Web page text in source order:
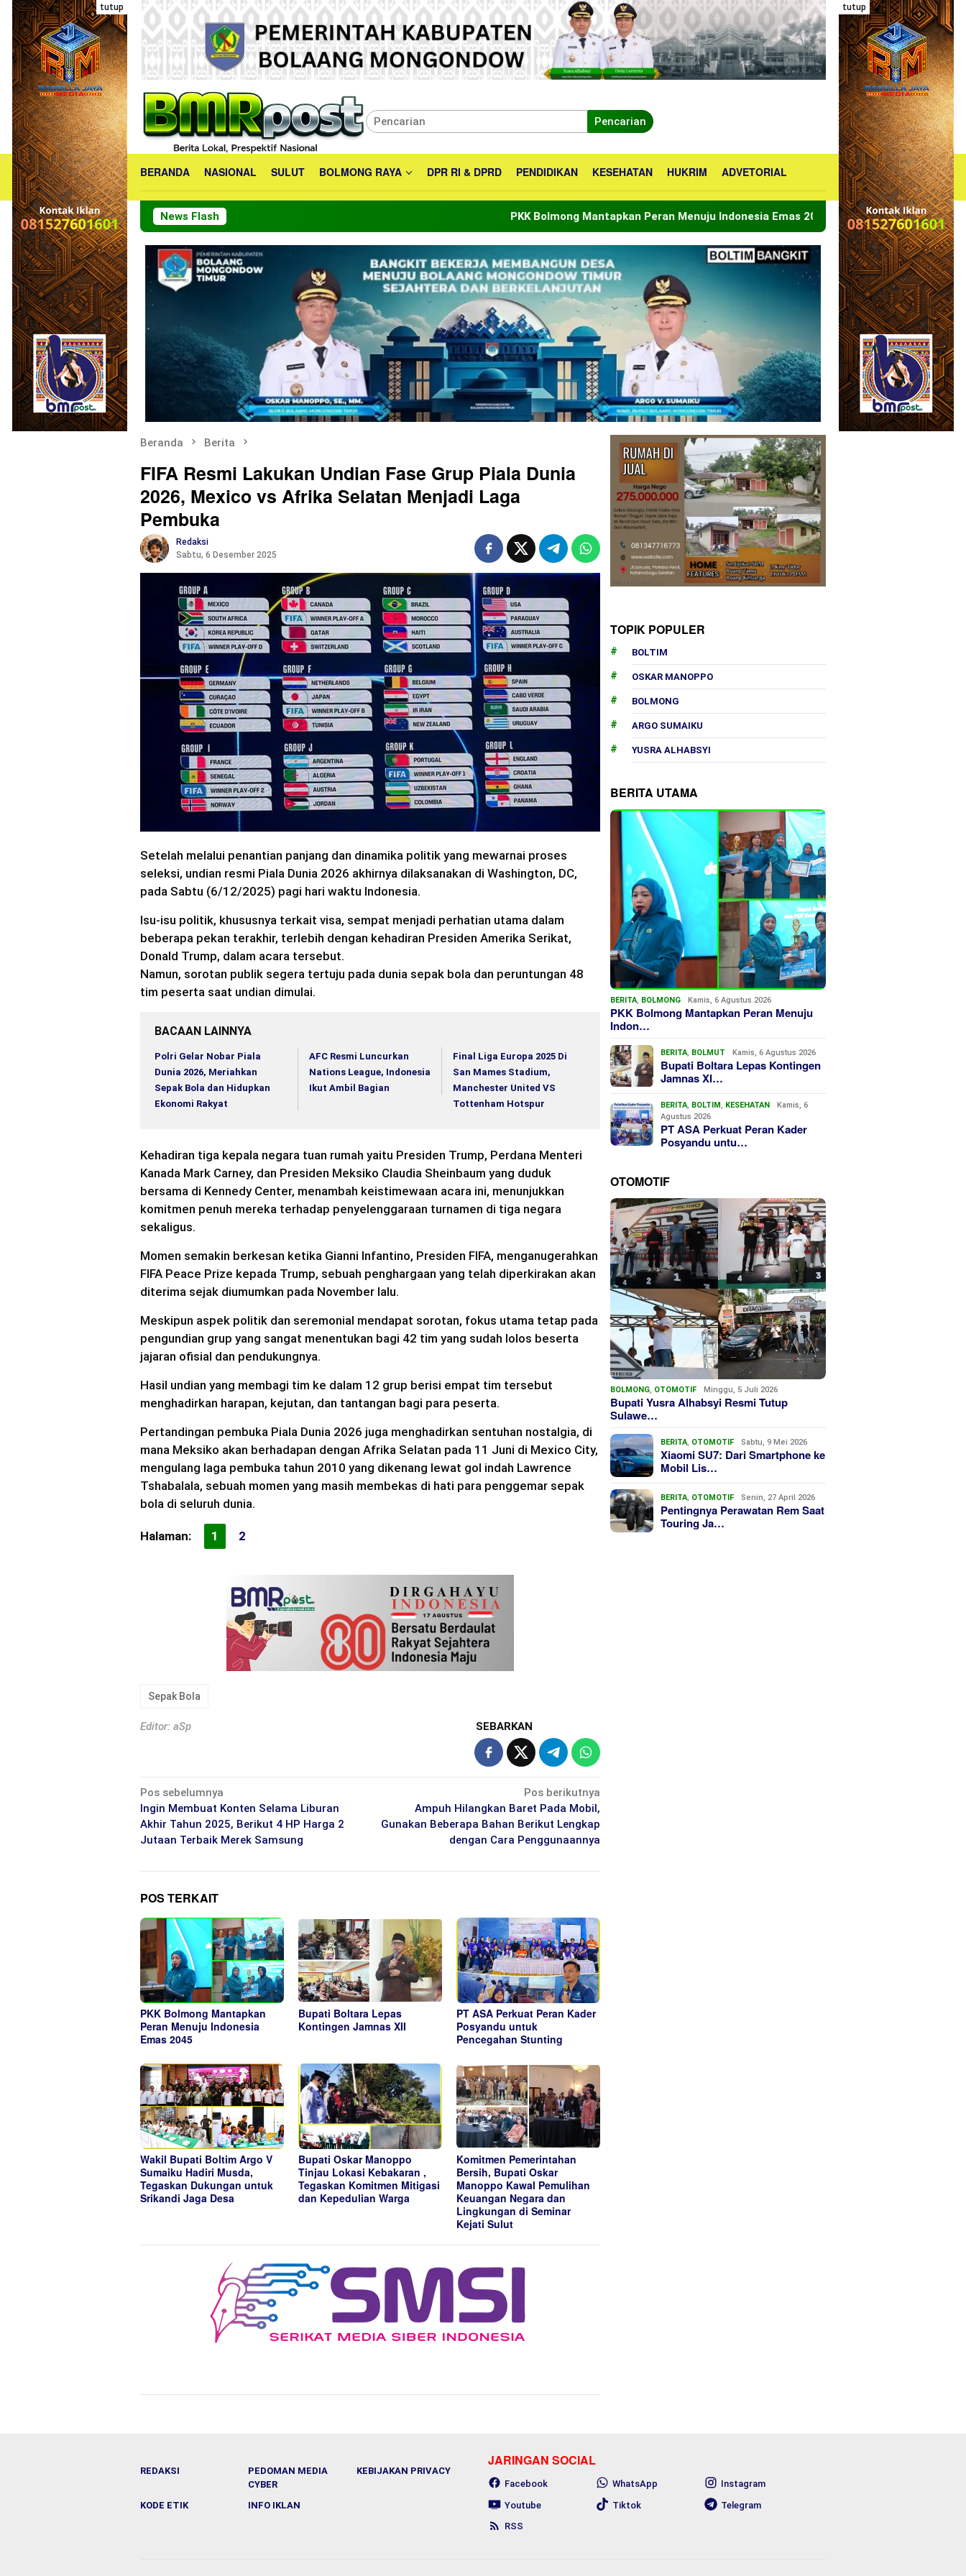
Loncat
konten
tutup tutup
Pencarian
BERANDA NASIONAL SULUT BOLMONG RAYA DPR RI & DPRD PENDIDIKAN KESEHATAN HUKRIM ADVETORIAL
News Flash PKK Bolmong Mantapkan Peran Menuju Indonesia Emas 2045 Bupati Boltara Lepas Kontingen
Beranda Berita
FIFA Resmi Lakukan Undian Fase Grup Piala Dunia
2026, Mexico vs Afrika Selatan Menjadi Laga
Pembuka
Redaksi
Sabtu, 6 Desember 2025
Setelah melalui penantian panjang dan dinamika politik yang mewarnai proses
seleksi, undian resmi Piala Dunia 2026 akhirnya dilaksanakan di Washington, DC,
pada Sabtu (6/12/2025) pagi hari waktu Indonesia.
Isu-isu politik, khususnya terkait visa, sempat menjadi perhatian utama dalam
beberapa pekan terakhir, terlebih dengan kehadiran Presiden Amerika Serikat,
Donald Trump, dalam acara tersebut.
Namun, sorotan publik segera tertuju pada dunia sepak bola dan peruntungan 48
tim peserta saat undian dimulai.
BACAAN LAINNYA
Polri Gelar Nobar Piala
Dunia 2026, Meriahkan
Sepak Bola dan Hidupkan
Ekonomi Rakyat
AFC Resmi Luncurkan
Nations League, Indonesia
Ikut Ambil Bagian
Final Liga Europa 2025 Di
San Mames Stadium,
Manchester United VS
Tottenham Hotspur
Kehadiran tiga kepala negara tuan rumah yaitu Presiden Trump, Perdana Menteri
Kanada Mark Carney, dan Presiden Meksiko Claudia Sheinbaum yang duduk
bersama di Kennedy Center, menambah keistimewaan acara ini, menunjukkan
komitmen penuh mereka terhadap penyelenggaraan turnamen di tiga negara
sekaligus.
Momen semakin berkesan ketika Gianni Infantino, Presiden FIFA, menganugerahkan
FIFA Peace Prize kepada Trump, sebuah penghargaan yang telah diperkirakan akan
diterima sejak diumumkan pada November lalu.
Meskipun aspek politik dan seremonial mendapat sorotan, fokus utama tetap pada
pengundian grup yang sangat menentukan bagi 42 tim yang sudah lolos beserta
jajaran ofisial dan pendukungnya.
Hasil undian yang membagi tim ke dalam 12 grup berisi empat tim tersebut
menghadirkan harapan, kejutan, dan tantangan bagi para peserta.
Pertandingan pembuka Piala Dunia 2026 juga menghadirkan sentuhan nostalgia, di
mana Meksiko akan berhadapan dengan Afrika Selatan pada 11 Juni di Mexico City,
mengulang laga pembuka tahun 2010 yang dikenang lewat gol indah Lawrence
Tshabalala, sebuah momen yang masih membekas di hati para penggemar sepak
bola di seluruh dunia.
Halaman: 1 2
Sepak Bola
Editor: aSp SEBARKAN
Navigasi
pos
Pos sebelumnya
Ingin Membuat Konten Selama Liburan
Akhir Tahun 2025, Berikut 4 HP Harga 2
Jutaan Terbaik Merek Samsung
Pos berikutnya
Ampuh Hilangkan Baret Pada Mobil,
Gunakan Beberapa Bahan Berikut Lengkap
dengan Cara Penggunaannya
POS TERKAIT
PKK Bolmong Mantapkan
Peran Menuju Indonesia
Emas 2045
Bupati Boltara Lepas
Kontingen Jamnas XII
PT ASA Perkuat Peran Kader
Posyandu untuk
Pencegahan Stunting
Wakil Bupati Boltim Argo V
Sumaiku Hadiri Musda,
Tegaskan Dukungan untuk
Srikandi Jaga Desa
Bupati Oskar Manoppo
Tinjau Lokasi Kebakaran ,
Tegaskan Komitmen Mitigasi
dan Kepedulian Warga
Komitmen Pemerintahan
Bersih, Bupati Oskar
Manoppo Kawal Pemulihan
Keuangan Negara dan
Lingkungan di Seminar
Kejati Sulut
TOPIK POPULER
BOLTIM
OSKAR MANOPPO
BOLMONG
ARGO SUMAIKU
YUSRA ALHABSYI
BERITA UTAMA
BERITA, BOLMONG Kamis, 6 Agustus 2026
PKK Bolmong Mantapkan Peran Menuju
Indon…
BERITA, BOLMUT Kamis, 6 Agustus 2026
Bupati Boltara Lepas Kontingen
Jamnas XI…
BERITA, BOLTIM, KESEHATAN
Kamis, 6
Agustus 2026
PT ASA Perkuat Peran Kader
Posyandu untu…
OTOMOTIF
BOLMONG, OTOMOTIF Minggu, 5 Juli 2026
Bupati Yusra Alhabsyi Resmi Tutup
Sulawe…
BERITA, OTOMOTIF Sabtu, 9 Mei 2026
Xiaomi SU7: Dari Smartphone ke
Mobil Lis…
BERITA, OTOMOTIF Senin, 27 April 2026
Pentingnya Perawatan Rem Saat
Touring Ja…
REDAKSI
PEDOMAN MEDIA
CYBER
KEBIJAKAN PRIVACY
KODE ETIK INFO IKLAN
JARINGAN SOCIAL
Facebook WhatsApp
Instagram
Youtube
Tiktok
Telegram
RSS